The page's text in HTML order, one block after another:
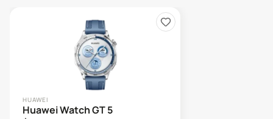
HUAWEI
Huawei Watch GT 5